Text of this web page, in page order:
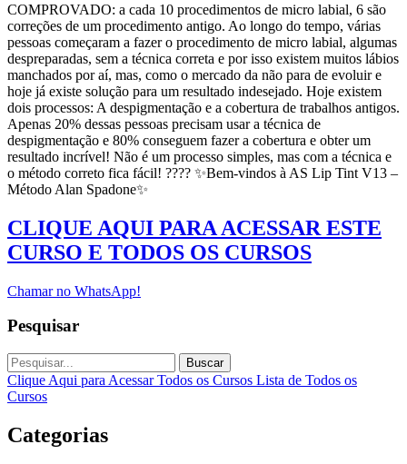
COMPROVADO: a cada 10 procedimentos de micro labial, 6 são
correções de um procedimento antigo. Ao longo do tempo, várias
pessoas começaram a fazer o procedimento de micro labial, algumas
despreparadas, sem a técnica correta e por isso existem muitos lábios
manchados por aí, mas, como o mercado da não para de evoluir e
hoje já existe solução para um resultado indesejado. Hoje existem
dois processos: A despigmentação e a cobertura de trabalhos antigos.
Apenas 20% dessas pessoas precisam usar a técnica de
despigmentação e 80% conseguem fazer a cobertura e obter um
resultado incrível! Não é um processo simples, mas com a técnica e
o método correto fica fácil! ???? ✨Bem-vindos à AS Lip Tint V13 –
Método Alan Spadone✨
CLIQUE AQUI PARA ACESSAR ESTE
CURSO E TODOS OS CURSOS
Chamar no WhatsApp!
Pesquisar
Buscar
Clique Aqui para Acessar Todos os Cursos Lista de Todos os
Cursos
Categorias